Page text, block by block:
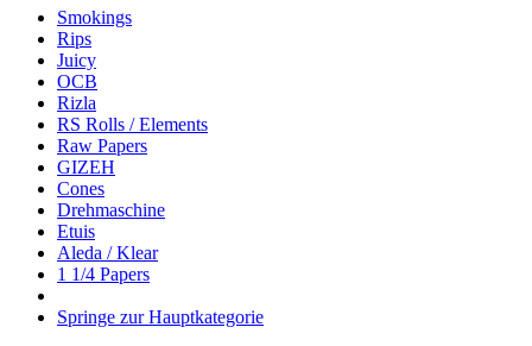
Smokings
Rips
Juicy
OCB
Rizla
RS Rolls / Elements
Raw Papers
GIZEH
Cones
Drehmaschine
Etuis
Aleda / Klear
1 1/4 Papers
Springe zur Hauptkategorie